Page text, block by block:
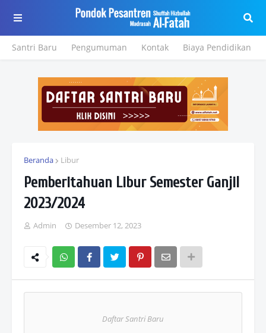
Santri Baru Pengumuman Kontak Biaya Pendidikan
Beranda Libur
Pemberitahuan Libur Semester Ganjil
2023/2024
Admin Desember 12, 2023
Wh
Daftar Santri Baru